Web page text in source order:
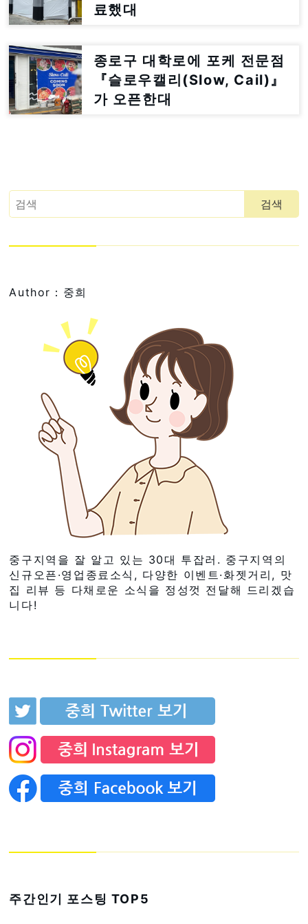
료했대
종로구 대학로에 포케 전문점
『슬로우캘리(Slow, Cail)』
가 오픈한대
Author：중희
중구지역을 잘 알고 있는 30대 투잡러. 중구지역의
신규오픈·영업종료소식, 다양한 이벤트·화젯거리, 맛
집 리뷰 등 다채로운 소식을 정성껏 전달해 드리겠습
니다!
주간인기 포스팅 TOP5